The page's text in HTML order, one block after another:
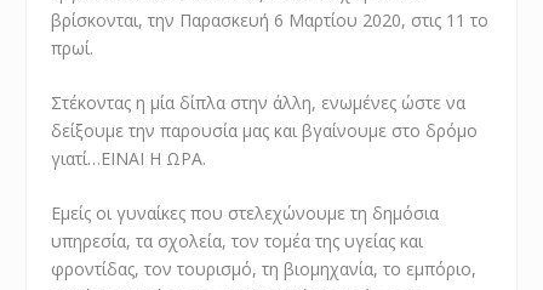
βρίσκονται, την Παρασκευή 6 Μαρτίου 2020, στις 11 το
πρωί.
Στέκοντας η μία δίπλα στην άλλη, ενωμένες ώστε να
δείξουμε την παρουσία μας και βγαίνουμε στο δρόμο
γιατί…ΕΙΝΑΙ Η ΩΡΑ.
Εμείς οι γυναίκες που στελεχώνουμε τη δημόσια
υπηρεσία, τα σχολεία, τον τομέα της υγείας και
φροντίδας, τον τουρισμό, τη βιομηχανία, το εμπόριο,